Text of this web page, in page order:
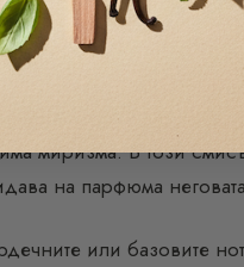
(“Носът”) първо
резултат от алхимия,
миризма. В този
на парфюма
или базовите